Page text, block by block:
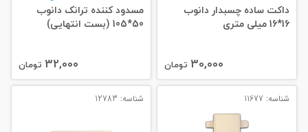
داکت ساده چسبدار دانوب
16*16 میلی‌ متری
30,000 تومان
مسدود کننده ترانک دانوب
50*105 (بست انتهایی)
32,000 تومان
شناسه: 11677 شناسه: 12783